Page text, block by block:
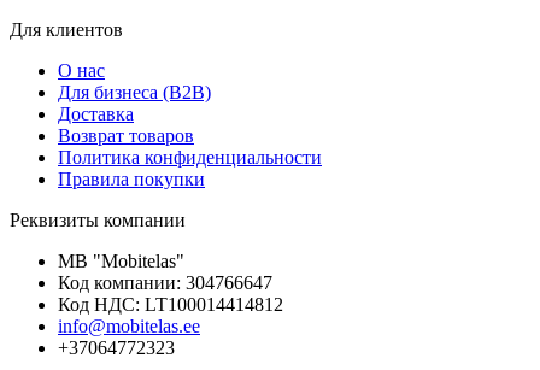
Для клиентов
О нас
Для бизнеса (B2B)
Доставка
Возврат товаров
Политика конфиденциальности
Правила покупки
Реквизиты компании
MB "Mobitelas"
Код компании: 304766647
Код НДС: LT100014414812
info@mobitelas.ee
+37064772323